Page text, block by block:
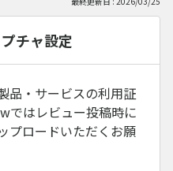
チャ設定
品・サービスの利用証
ではレビュー投稿時に
プロードいただくお願